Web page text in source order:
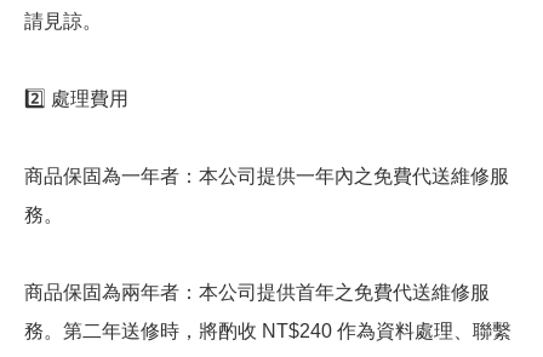
請見諒。
2️⃣ 處理費用
商品保固為一年者：本公司提供一年內之免費代送維修服
務。
商品保固為兩年者：本公司提供首年之免費代送維修服
務。第二年送修時，將酌收 NT$240 作為資料處理、聯繫